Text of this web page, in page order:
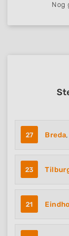
Nog
27 Breda
23
21